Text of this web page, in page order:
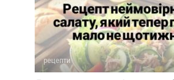
рецепти